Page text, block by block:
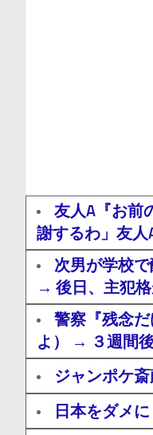
友人A『お前
謝するわ」友
次男が学校
→ 後日、主犯
警察『残念
よ） → ３週間
ジャンポケ
日本をダメ